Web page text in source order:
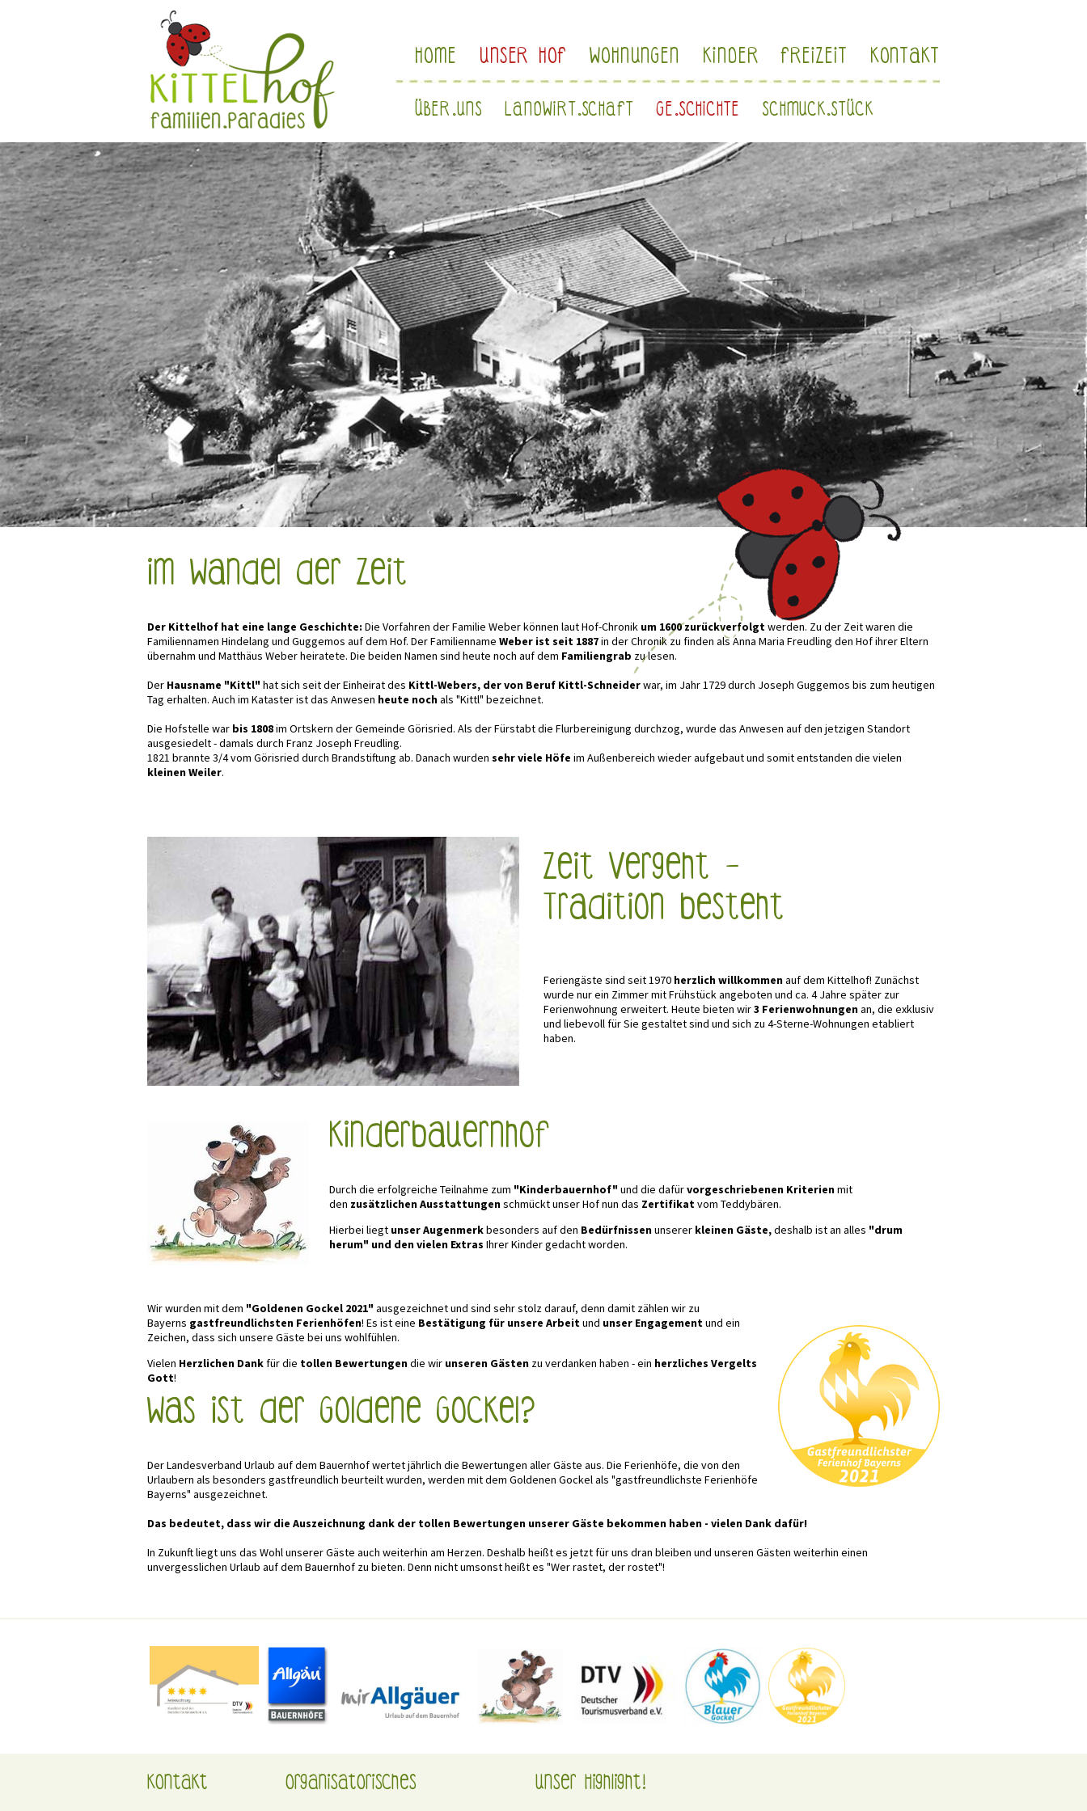
Navigation
überspringen
HOME UNSER HOF WOHNUNGEN KINDER FREIZEIT KONTAKT
Navigation
überspringen
ÜBER.UNS LANDWIRT.SCHAFT GE.SCHICHTE SCHMUCK.STÜCK
Im Wandel der Zeit
Der Kittelhof hat eine lange Geschichte: Die Vorfahren der Familie Weber können laut Hof-Chronik um 1600 zurückverfolgtwerden. Zu der Zeit waren die
Familiennamen Hindelang und Guggemos auf dem Hof. Der Familienname Weber ist seit 1887in der Chronik zu finden als Anna Maria Freudling den Hof ihrer Eltern
übernahm und Matthäus Weber heiratete. Die beiden Namen sind heute noch auf dem Familiengrab zu lesen.
Der Hausname "Kittl"hat sich seit der Einheirat des Kittl-Webers, der von Beruf Kittl-Schneiderwar, im Jahr 1729 durch Joseph Guggemos bis zum heutigen
Tag erhalten. Auch im Kataster ist das Anwesen heute nochals "Kittl" bezeichnet.
Die Hofstelle war bis 1808im Ortskern der Gemeinde Görisried. Als der Fürstabt die Flurbereinigung durchzog, wurde das Anwesen auf den jetzigen Standort
ausgesiedelt - damals durch Franz Joseph Freudling.
1821 brannte 3/4 vom Görisried durch Brandstiftung ab. Danach wurden sehr viele Höfe im Außenbereich wieder aufgebaut und somit entstanden die vielen
kleinen Weiler.
Zeit vergeht –
Tradition besteht
Feriengäste sind seit 1970 herzlich willkommenauf dem Kittelhof! Zunächst
wurde nur ein Zimmer mit Frühstück angeboten und ca. 4 Jahre später zur
Ferienwohnung erweitert. Heute bieten wir3 Ferienwohnungenan, die exklusiv
und liebevoll für Sie gestaltet sind und sich zu 4-Sterne-Wohnungen etabliert
haben.
Kinderbauernhof
Durch die erfolgreiche Teilnahme zum "Kinderbauernhof"und die dafürvorgeschriebenen Kriterienmit
den zusätzlichen Ausstattungenschmückt unser Hof nun das Zertifikatvom Teddybären.
Hierbei liegt unser Augenmerkbesonders auf den Bedürfnissenunserer kleinen Gäste,deshalb ist an alles "drum
herum" und den vielen Extras Ihrer Kinder gedacht worden.
Wir wurden mit dem "Goldenen Gockel 2021"ausgezeichnet und sind sehr stolz darauf, denn damit zählen wir zu
Bayerns gastfreundlichsten Ferienhöfen! Es ist eine Bestätigung für unsere Arbeitund unser Engagementund ein
Zeichen, dass sich unsere Gäste bei uns wohlfühlen.
Vielen Herzlichen Dankfür die tollen Bewertungendie wir unseren Gästen zu verdanken haben - ein herzliches Vergelts
Gott!
Was ist der Goldene Gockel?
Der Landesverband Urlaub auf dem Bauernhof wertet jährlich die Bewertungen aller Gäste aus. Die Ferienhöfe, die von den
Urlaubern als besonders gastfreundlich beurteilt wurden, werden mit dem Goldenen Gockel als "gastfreundlichste Ferienhöfe
Bayerns" ausgezeichnet.
Das bedeutet, dass wir die Auszeichnung dank der tollen Bewertungen unserer Gäste bekommen haben - vielen Dank dafür!
In Zukunft liegt uns das Wohl unserer Gäste auch weiterhin am Herzen. Deshalb heißt es jetzt für uns dran bleiben und unseren Gästen weiterhin einen
unvergesslichen Urlaub auf dem Bauernhof zu bieten. Denn nicht umsonst heißt es "Wer rastet, der rostet"!
Kontakt Organisatorisches Unser Highlight!